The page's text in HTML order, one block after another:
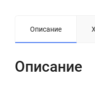
Описание
Описание